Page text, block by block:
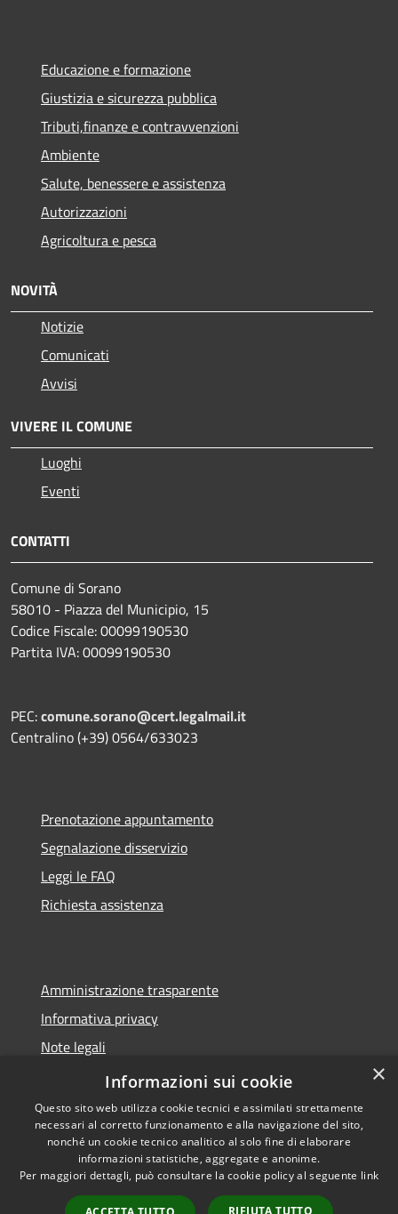
Educazione e formazione
Giustizia e sicurezza pubblica
Tributi,finanze e contravvenzioni
Ambiente
Salute, benessere e assistenza
Autorizzazioni
Agricoltura e pesca
NOVITÀ
Notizie
Comunicati
Avvisi
VIVERE IL COMUNE
Luoghi
Eventi
CONTATTI
Comune di Sorano
58010 - Piazza del Municipio, 15
Codice Fiscale: 00099190530
Partita IVA: 00099190530
PEC:comune.sorano@cert.legalmail.it
Centralino (+39) 0564/633023
Prenotazione appuntamento
Segnalazione disservizio
Leggi le FAQ
Richiesta assistenza
Amministrazione trasparente
Informativa privacy
Note legali
Dichiarazione di accessibilità
Accessibilità
Copyright © 2026 • Comune di
Sorano • Powered by
Municipium• Accesso
×
Informazioni sui cookie
Questo sito web utilizza cookie tecnici e assimilati strettamente
necessari al corretto funzionamento e alla navigazione del sito,
nonché un cookie tecnico analitico al solo fine di elaborare
informazioni statistiche, aggregate e anonime.
Per maggiori dettagli, può consultare la cookie policy al seguente link
RIFIUTA TUTTO